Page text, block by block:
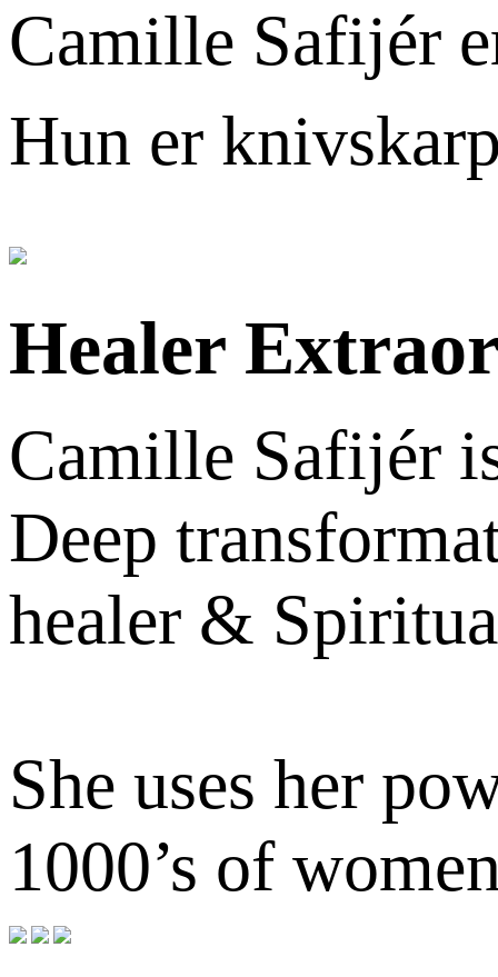
Camille Safijér
Hun er
Healer
Camille Safijér
Deep
healer &
She uses her
1000’s of